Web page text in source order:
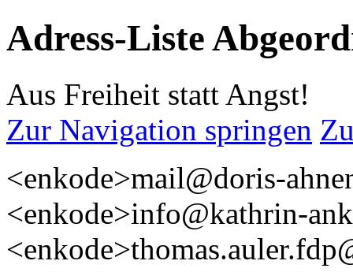
Adress-Liste
Aus Freiheit statt Angst!
Zur Navigation springen
<enkode>mail@doris-
<enkode>info@kathrin-